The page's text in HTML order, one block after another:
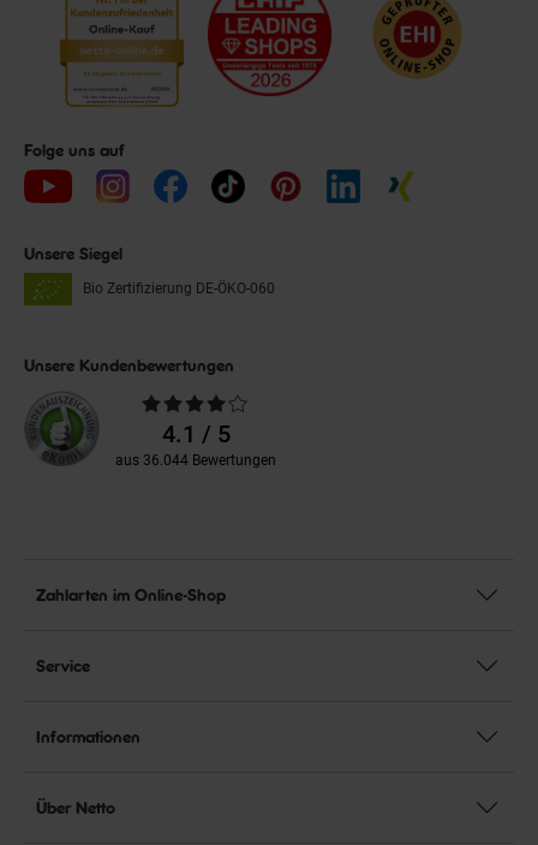
Folge uns auf
Unsere Siegel
Bio Zertifizierung DE-ÖKO-060
Unsere Kundenbewertungen
Durchschnittliche
Bewertungen4.1 / 5
aus 36.044 Bewertungen
Zahlarten im Online-Shop
Service
Informationen
Über Netto